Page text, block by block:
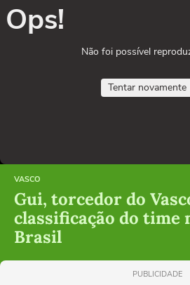
Ops!
Não foi possível
Tentar novamente
VASCO
Gui, torcedor do
classificação do time
Brasil
PUBLICIDADE